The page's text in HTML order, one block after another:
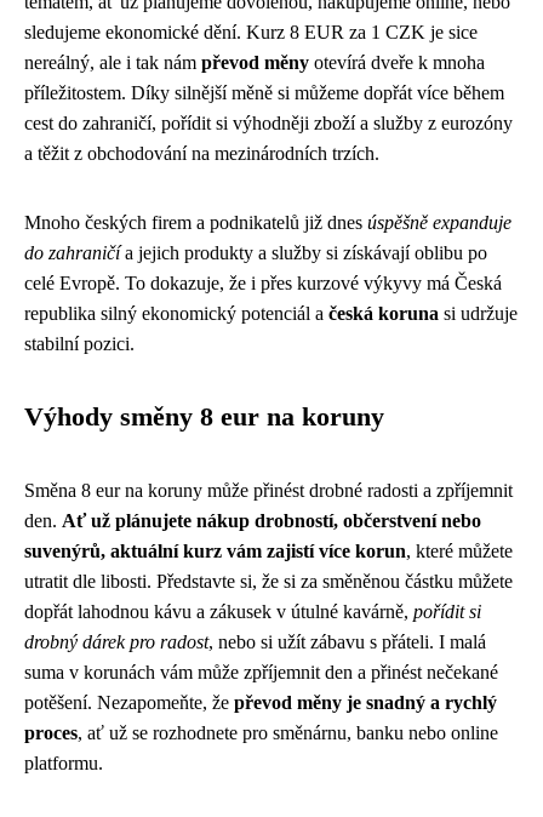
sledujeme ekonomické dění. Kurz 8 EUR za 1 CZK je sice
nereálný, ale i tak nám převod měny otevírá dveře k mnoha
příležitostem. Díky silnější měně si můžeme dopřát více během
cest do zahraničí, pořídit si výhodněji zboží a služby z eurozóny
a těžit z obchodování na mezinárodních trzích.
Mnoho českých firem a podnikatelů již dnes úspěšně expanduje
do zahraničía jejich produkty a služby si získávají oblibu po
celé Evropě. To dokazuje, že i přes kurzové výkyvy má Česká
republika silný ekonomický potenciál a česká koruna si udržuje
stabilní pozici.
Výhody směny 8 eur na koruny
Směna 8 eur na koruny může přinést drobné radosti a zpříjemnit
den. Ať už plánujete nákup drobností, občerstvení nebo
suvenýrů, aktuální kurz vám zajistí více korun, které můžete
utratit dle libosti. Představte si, že si za směněnou částku můžete
dopřát lahodnou kávu a zákusek v útulné kavárně, pořídit si
drobný dárek pro radost, nebo si užít zábavu s přáteli. I malá
suma v korunách vám může zpříjemnit den a přinést nečekané
potěšení. Nezapomeňte, že převod měny je snadný a rychlý
proces, ať už se rozhodnete pro směnárnu, banku nebo online
platformu.